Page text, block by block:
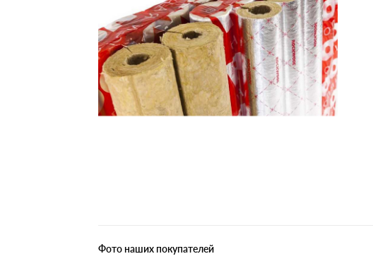
Плитные материалы
Н
Д
50 мм
100 мм
Фото наших покупателей